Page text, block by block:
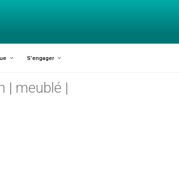
S’engager
| meublé |